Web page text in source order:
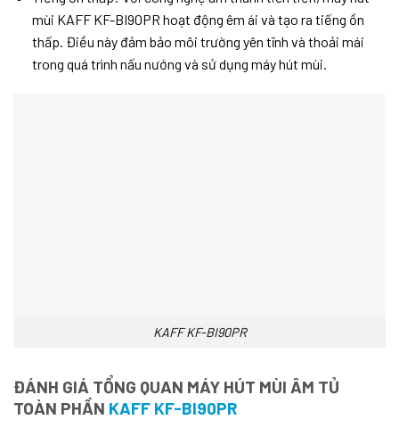
mùi KAFF KF-BI90PR hoạt động êm ái và tạo ra tiếng ồn
thấp. Điều này đảm bảo môi trường yên tĩnh và thoải mái
trong quá trình nấu nướng và sử dụng máy hút mùi.
KAFF KF-BI90PR
ĐÁNH GIÁ TỔNG QUAN MÁY HÚT MÙI ÂM TỦ
TOÀN PHẦN KAFF KF-BI90PR